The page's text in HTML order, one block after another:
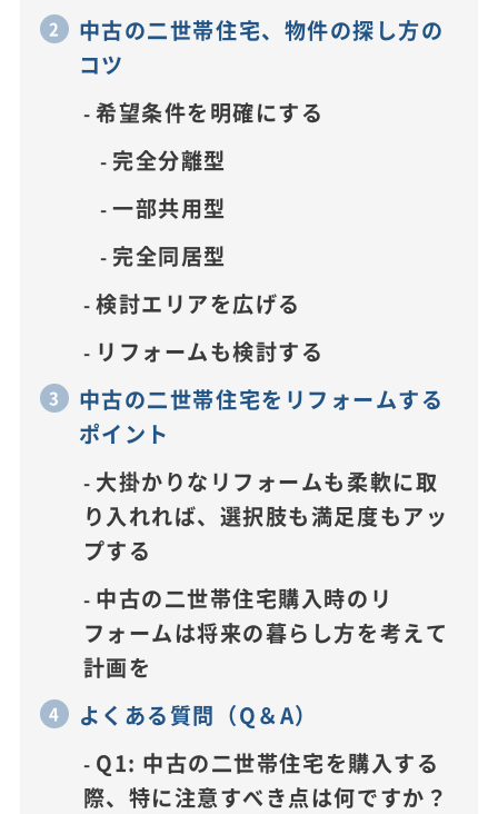
中古の二世帯住宅、物件の探し方の
コツ
希望条件を明確にする
完全分離型
一部共用型
完全同居型
検討エリアを広げる
リフォームも検討する
中古の二世帯住宅をリフォームする
ポイント
大掛かりなリフォームも柔軟に取
り入れれば、選択肢も満足度もアッ
プする
中古の二世帯住宅購入時のリ
フォームは将来の暮らし方を考えて
計画を
よくある質問（Q＆A）
Q1: 中古の二世帯住宅を購入する
際、特に注意すべき点は何ですか？